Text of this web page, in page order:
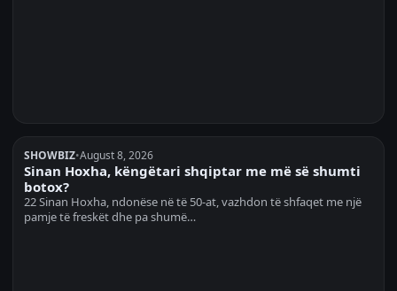
SHOWBIZ•August 8, 2026
Sinan Hoxha, këngëtari shqiptar me më së shumti
botox?
22 Sinan Hoxha, ndonëse në të 50-at, vazhdon të shfaqet me një
pamje të freskët dhe pa shumë…